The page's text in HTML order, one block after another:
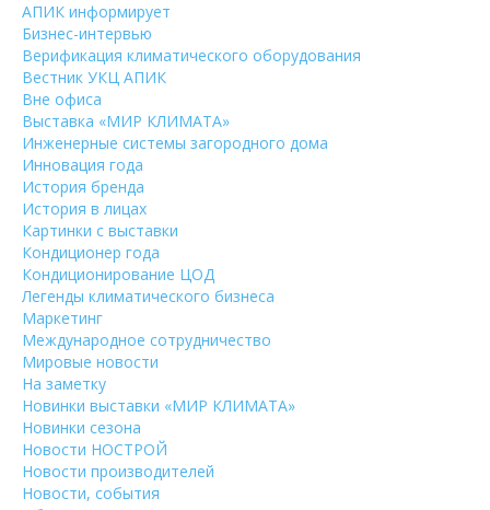
АПИК информирует
Бизнес-интервью
Верификация климатического оборудования
Вестник УКЦ АПИК
Вне офиса
Выставка «МИР КЛИМАТА»
Инженерные системы загородного дома
Инновация года
История бренда
История в лицах
Картинки с выставки
Кондиционер года
Кондиционирование ЦОД
Легенды климатического бизнеса
Маркетинг
Международное сотрудничество
Мировые новости
На заметку
Новинки выставки «МИР КЛИМАТА»
Новинки сезона
Новости НОСТРОЙ
Новости производителей
Новости, события